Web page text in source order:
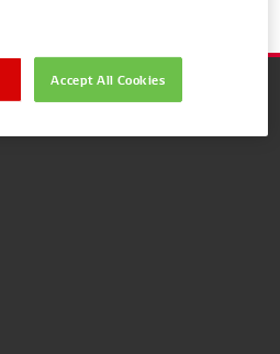
Accept All Cookies